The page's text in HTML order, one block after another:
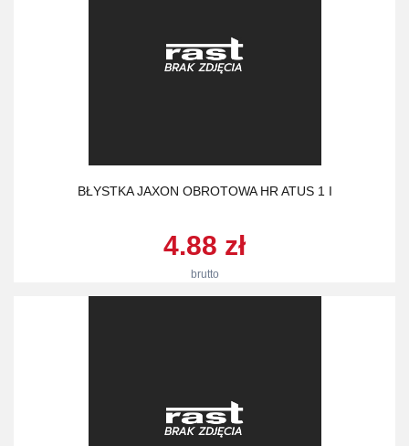
BŁYSTKA JAXON OBROTOWA HR ATUS 1 I
4.88 zł
brutto